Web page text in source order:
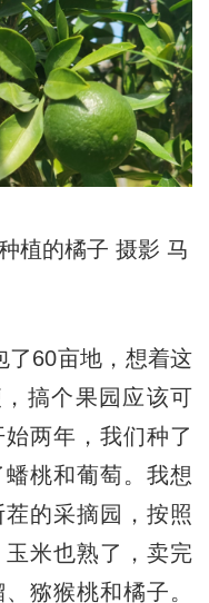
植的橘子 摄影 马
60亩地，想着这
搞个果园应该可
两年，我们种了
桃和葡萄。我想
的采摘园，按照
米也熟了，卖完
猕猴桃和橘子。